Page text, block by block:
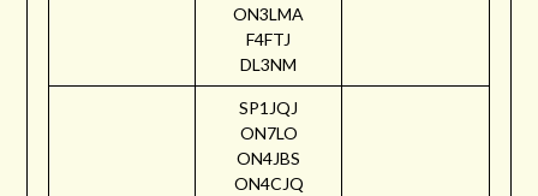
ON3LMA
F4FTJ
DL3NM
SP1JQJ
ON7LO
ON4JBS
ON4CJQ